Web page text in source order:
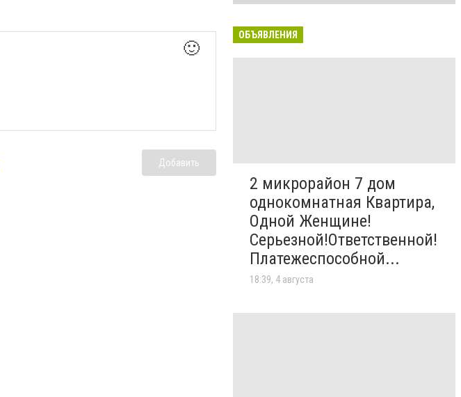
🙂
Добавить
ОБЪЯВЛЕНИЯ
2 микрорайон 7 дом
однокомнатная Квартира,
Одной Женщине!
Серьезной!Ответственной!
Платежеспособной...
18:39, 4 августа